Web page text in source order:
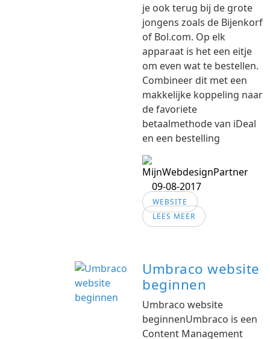
je ook terug bij de grote
jongens zoals de Bijenkorf
of Bol.com. Op elk
apparaat is het een eitje
om even wat te bestellen.
Combineer dit met een
makkelijke koppeling naar
de favoriete
betaalmethode van iDeal
en een bestelling
09-08-2017
WEBSITE
LEES MEER
Umbraco website
beginnen
Umbraco website
beginnenUmbraco is een
Content Management